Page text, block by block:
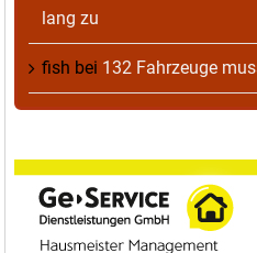
lang zu
fish bei 132 Fahrzeuge